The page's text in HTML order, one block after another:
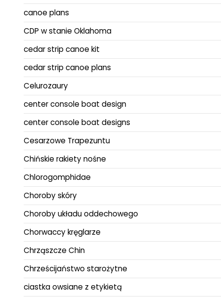
canoe plans
CDP w stanie Oklahoma
cedar strip canoe kit
cedar strip canoe plans
Celurozaury
center console boat design
center console boat designs
Cesarzowe Trapezuntu
Chińskie rakiety nośne
Chlorogomphidae
Choroby skóry
Choroby układu oddechowego
Chorwaccy kręglarze
Chrząszcze Chin
Chrześcijaństwo starożytne
ciastka owsiane z etykietą